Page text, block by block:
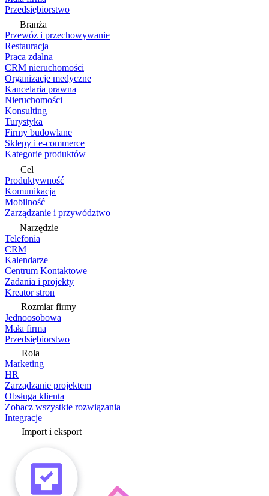
Przedsiębiorstwo
Branża
Przewóz i przechowywanie
Restauracja
Praca zdalna
CRM nieruchomości
Organizacje medyczne
Kancelaria prawna
Nieruchomości
Konsulting
Turystyka
Firmy budowlane
Sklepy i e-commerce
Kategorie produktów
Cel
Produktywność
Komunikacja
Mobilność
Zarządzanie i przywództwo
Narzędzie
Telefonia
CRM
Kalendarze
Centrum Kontaktowe
Zadania i projekty
Kreator stron
Rozmiar firmy
Jednoosobowa
Mała firma
Przedsiębiorstwo
Rola
Marketing
HR
Zarządzanie projektem
Obsługa klienta
Zobacz wszystkie rozwiązania
Integracje
Import i eksport